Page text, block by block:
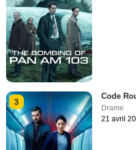
3
Code
Drame
21 avril